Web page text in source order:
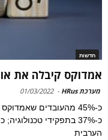
חדשות
אמדוקס קיבלה את
מערכת HRus -
01/03/2022
כ-45% מהעובדים
הערבית